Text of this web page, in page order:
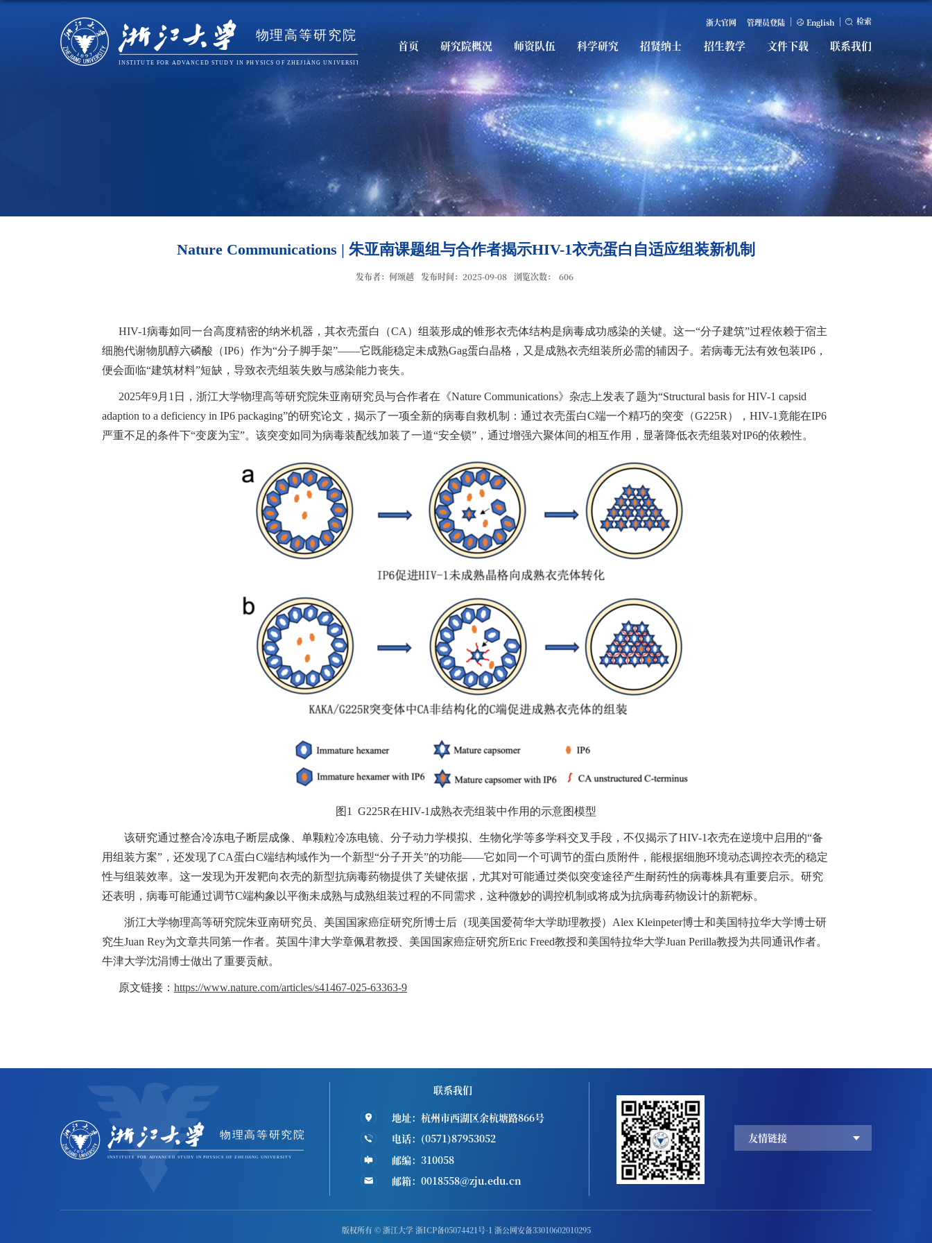
浙大官网 管理员登陆 English 检索
首页 研究院概况 师资队伍 科学研究 招贤纳士 招生教学 文件下载 联系我们
Nature Communications | 朱亚南课题组与合作者揭示HIV-1衣壳蛋白自适应组装新机制
发布者：何颂越 发布时间：2025-09-08 浏览次数： 606
HIV-1病毒如同一台高度精密的纳米机器，其衣壳蛋白（CA）组装形成的锥形衣壳体结构是病毒成功感染的关键。这一“分子建筑”过程依赖于宿主
细胞代谢物肌醇六磷酸（IP6）作为“分子脚手架”——它既能稳定未成熟Gag蛋白晶格，又是成熟衣壳组装所必需的辅因子。若病毒无法有效包装IP6，
便会面临“建筑材料”短缺，导致衣壳组装失败与感染能力丧失。
2025年9月1日，浙江大学物理高等研究院朱亚南研究员与合作者在《Nature Communications》杂志上发表了题为“Structural basis for HIV-1 capsid
adaption to a deficiency in IP6 packaging”的研究论文，揭示了一项全新的病毒自救机制：通过衣壳蛋白C端一个精巧的突变（G225R），HIV-1竟能在IP6
严重不足的条件下“变废为宝”。该突变如同为病毒装配线加装了一道“安全锁”，通过增强六聚体间的相互作用，显著降低衣壳组装对IP6的依赖性。
图1 G225R在HIV-1成熟衣壳组装中作用的示意图模型
该研究通过整合冷冻电子断层成像、单颗粒冷冻电镜、分子动力学模拟、生物化学等多学科交叉手段，不仅揭示了HIV-1衣壳在逆境中启用的“备
用组装方案”，还发现了CA蛋白C端结构域作为一个新型“分子开关”的功能——它如同一个可调节的蛋白质附件，能根据细胞环境动态调控衣壳的稳定
性与组装效率。这一发现为开发靶向衣壳的新型抗病毒药物提供了关键依据，尤其对可能通过类似突变途径产生耐药性的病毒株具有重要启示。研究
还表明，病毒可能通过调节C端构象以平衡未成熟与成熟组装过程的不同需求，这种微妙的调控机制或将成为抗病毒药物设计的新靶标。
浙江大学物理高等研究院朱亚南研究员、美国国家癌症研究所博士后（现美国爱荷华大学助理教授）Alex Kleinpeter博士和美国特拉华大学博士研
究生Juan Rey为文章共同第一作者。英国牛津大学章佩君教授、美国国家癌症研究所Eric Freed教授和美国特拉华大学Juan Perilla教授为共同通讯作者。
牛津大学沈涓博士做出了重要贡献。
原文链接： https://www.nature.com/articles/s41467-025-63363-9
联系我们
地址：杭州市西湖区余杭塘路866号
电话：(0571)87953052
邮编：310058
邮箱：0018558@zju.edu.cn
友情链接
版权所有 © 浙江大学 浙ICP备05074421号-1 浙公网安备33010602010295